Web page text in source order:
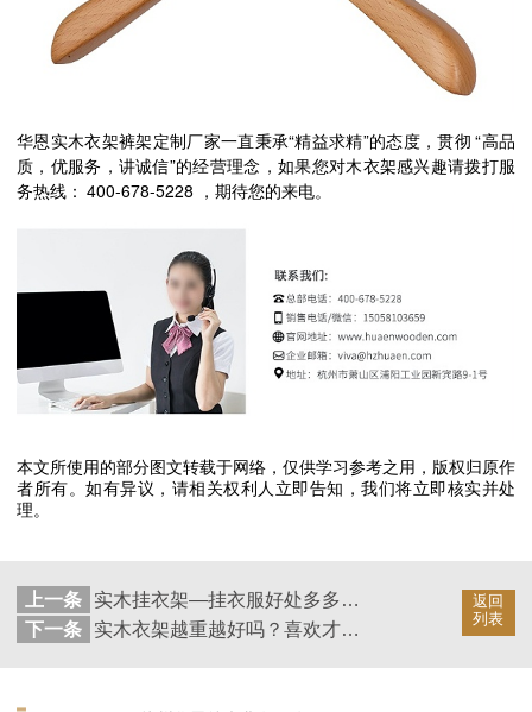
华恩实木衣架裤架定制厂家一直秉承“精益求精”的态度，贯彻 “高品
质，优服务，讲诚信”的经营理念，如果您对木衣架感兴趣请拨打服
务热线： 400-678-5228 ，期待您的来电。
本文所使用的部分图文转载于网络，仅供学习参考之用，版权归原作
者所有。如有异议，请相关权利人立即告知，我们将立即核实并处
理。
返回
列表
上一条
实木挂衣架—挂衣服好处多多，永不变形的实木衣架【华恩】
下一条
实木衣架越重越好吗？喜欢才重要【华恩】